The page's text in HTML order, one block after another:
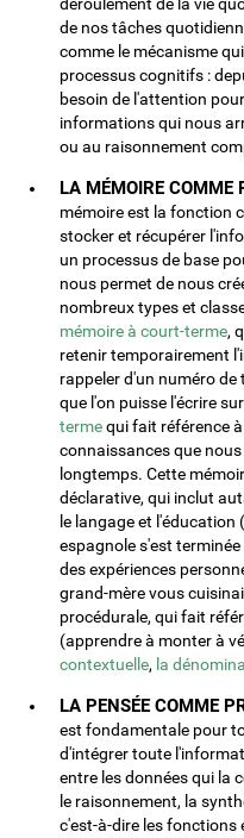
de nos tâches
comme le mécanisme
processus cognitifs :
besoin de l'attention
informations qui nous
ou au raisonnement
LA MÉMOIRE COMME
mémoire est la fonction
stocker et récupérer
un processus de base
nous permet de nous
nombreux types et
mémoire à court-terme,
retenir temporairement
rappeler d'un numéro
que l'on puisse l'écrire
termequi fait référence
connaissances que
longtemps. Cette
déclarative, qui inclut
le langage et l'éducation
espagnole s'est
des expériences
grand-mère vous
procédurale, qui fait
(apprendre à monter à
contextuelle, la
LA PENSÉE COMME
est fondamentale pour
d'intégrer toute
entre les données qui la
le raisonnement, la
c'est-à-dire les fonctions